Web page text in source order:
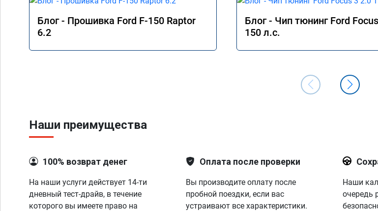
Блог - Прошивка Ford F-150 Raptor
6.2
Блог - Чип тюнинг Ford
150 л.с.
Наши преимущества
100% возврат денег
На наши услуги действует 14-ти
дневный тест-драйв, в течение
которого вы имеете право на
Оплата после проверки
Вы производите оплату после
пробной поездки, если вас
устраивают все характеристики.
Наши
очередь